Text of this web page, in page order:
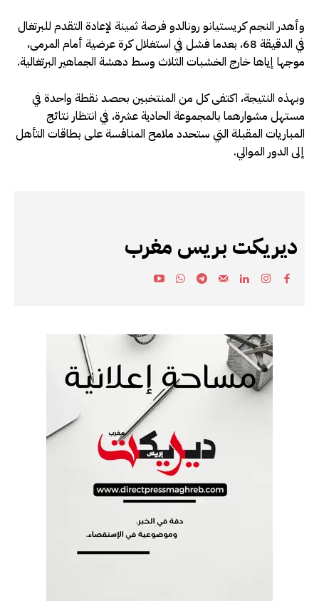
وأهدر النجم كريستيانو رونالدو فرصة ثمينة لإعادة التقدم للبرتغال
في الدقيقة 68، بعدما فشل في استغلال كرة عرضية أمام المرمى،
موجها إياها خارج الخشبات الثلاث وسط دهشة الجماهير البرتغالية.
وبهذه النتيجة، اكتفى كل من المنتخبين بحصد نقطة واحدة في
مستهل مشوارهما بالمجموعة الحادية عشرة، في انتظار نتائج
المباريات المقبلة التي ستحدد ملامح المنافسة على بطاقات التأهل
إلى الدور الموالي.
ديريكت بريس مغرب